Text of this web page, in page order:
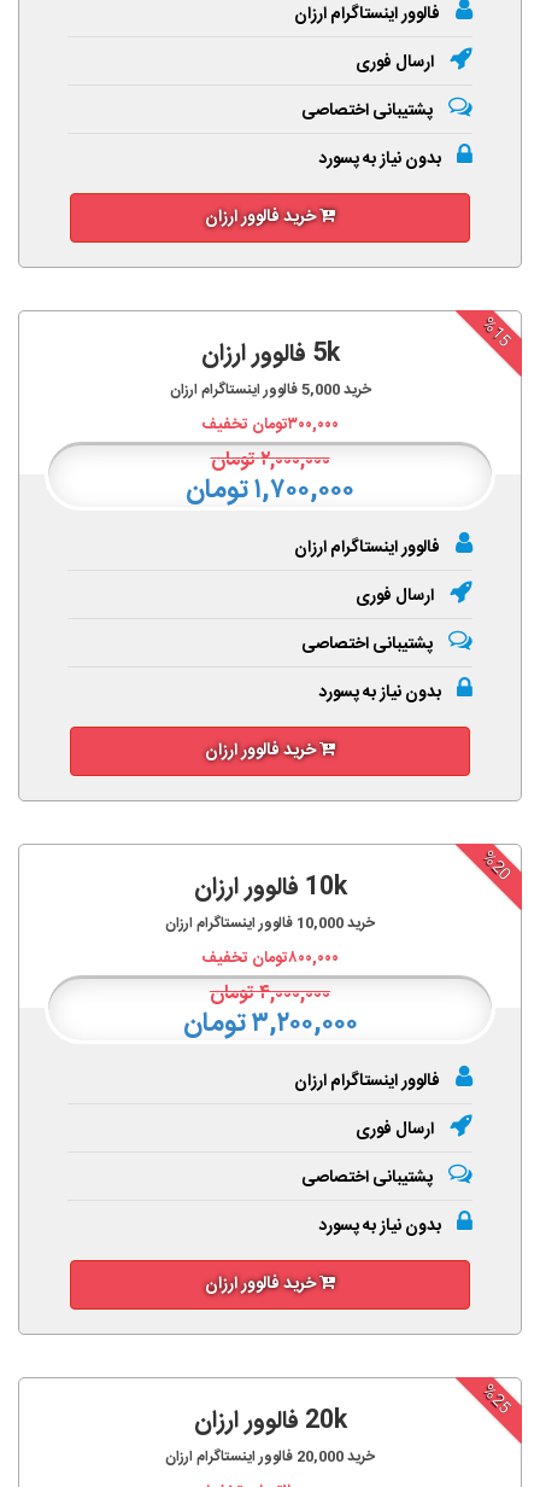
فالوور اینستاگرام ارزان
ارسال فوری
پشتیبانی اختصاصی
بدون نیاز به پسورد
خرید فالوور ارزان
%15
5k فالوور ارزان
خرید5,000فالوور اینستاگرام ارزان
۳۰۰,۰۰۰تومان تخفیف
۲,۰۰۰,۰۰۰تومان
۱,۷۰۰,۰۰۰ تومان
فالوور اینستاگرام ارزان
ارسال فوری
پشتیبانی اختصاصی
بدون نیاز به پسورد
خرید فالوور ارزان
%20
10k فالوور ارزان
خرید10,000 فالوور اینستاگرام ارزان
۸۰۰,۰۰۰تومان تخفیف
۴,۰۰۰,۰۰۰تومان
۳,۲۰۰,۰۰۰ تومان
فالوور اینستاگرام ارزان
ارسال فوری
پشتیبانی اختصاصی
بدون نیاز به پسورد
خرید فالوور ارزان
%25
20k فالوور ارزان
خرید20,000 فالوور اینستاگرام ارزان